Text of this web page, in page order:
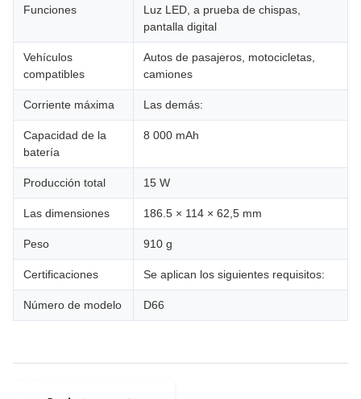
Funciones
Luz LED, a prueba de chispas,
pantalla digital
Vehículos
compatibles
Autos de pasajeros, motocicletas,
camiones
Corriente máxima Las demás:
Capacidad de la
batería
8 000 mAh
Producción total 15 W
Las dimensiones 186.5 × 114 × 62,5 mm
Peso 910 g
Certificaciones Se aplican los siguientes requisitos:
Número de modelo D66